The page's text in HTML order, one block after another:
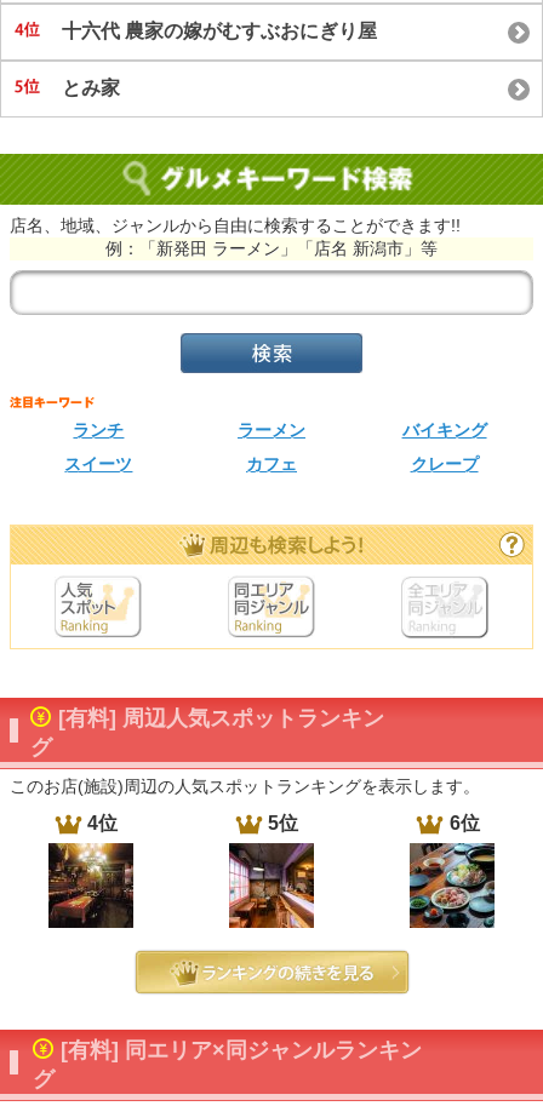
十六代 農家の嫁がむすぶおにぎり屋
とみ家
店名、地域、ジャンルから自由に検索することができます!!
例：「新発田 ラーメン」「店名 新潟市」等
ランチ ラーメン
バイキング
スイーツ
カフェ クレープ
[有料] 周辺人気スポットランキン
グ
このお店(施設)周辺の人気スポットランキングを表示します。
4位 5位 6位
[有料] 同エリア×同ジャンルランキン
グ